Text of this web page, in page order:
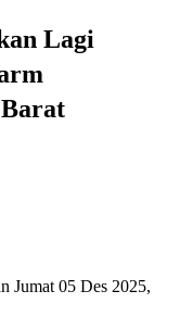
Lagi
Jumat 05 Des 2025,